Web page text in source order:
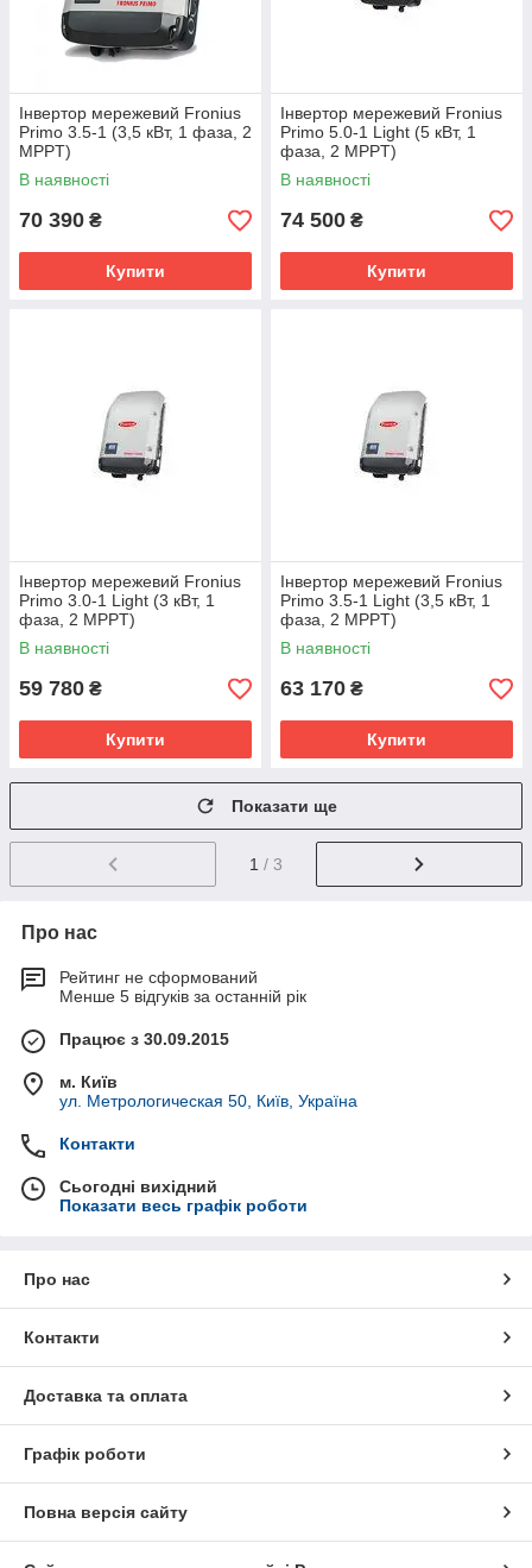
Інвертор мережевий Fronius
Primo 3.5-1 (3,5 кВт, 1 фаза, 2
MPPT)
В наявності
70 390 ₴
Купити
Інвертор мережевий Fronius
Primo 5.0-1 Light (5 кВт, 1
фаза, 2 MPPT)
В наявності
74 500 ₴
Купити
Інвертор мережевий Fronius
Primo 3.0-1 Light (3 кВт, 1
фаза, 2 MPPT)
В наявності
59 780 ₴
Купити
Інвертор мережевий Fronius
Primo 3.5-1 Light (3,5 кВт, 1
фаза, 2 MPPT)
В наявності
63 170 ₴
Купити
Показати ще
1 / 3
Про нас
Рейтинг не сформований
Менше 5 відгуків за останній рік
Працює з 30.09.2015
м. Київ
ул. Метрологическая 50, Київ, Україна
Контакти
Сьогодні вихідний
Показати весь графік роботи
Про нас
Контакти
Доставка та оплата
Графік роботи
Повна версія сайту